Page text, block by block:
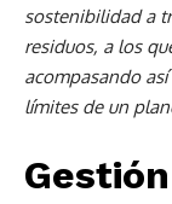
sostenibilidad a
residuos, a los
acompasando
límites de un